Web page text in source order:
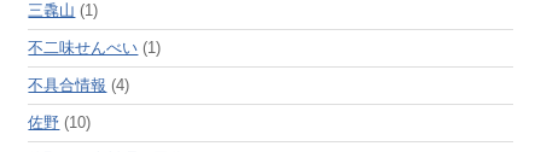
三毳山 (1)
不二味せんべい (1)
不具合情報 (4)
佐野 (10)